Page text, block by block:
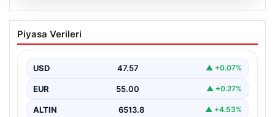
Mersin’de Domates Konservesi
Patlaması: Bebek Yanıklarla Mücadele
19 Eylül 2023 tarihinde Mersin’in Çakır ailesi korku dolu
Piyasa Verileri
USD 47.57 ▲ +0.07%
EUR 55.00 ▲ +0.27%
ALTIN 6513.8 ▲ +4.53%